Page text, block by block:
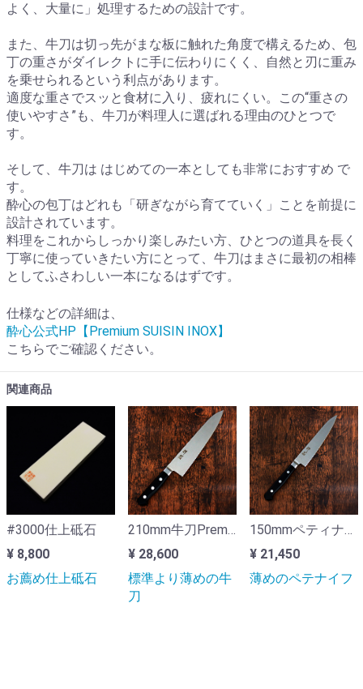
よく、大量に」処理するための設計です。
また、牛刀は切っ先がまな板に触れた角度で構えるため、包
丁の重さがダイレクトに手に伝わりにくく、自然と刃に重み
を乗せられるという利点があります。
適度な重さでスッと食材に入り、疲れにくい。この“重さの
使いやすさ”も、牛刀が料理人に選ばれる理由のひとつで
す。
そして、牛刀は はじめての一本としても非常におすすめ で
す。
酔心の包丁はどれも「研ぎながら育てていく」ことを前提に
設計されています。
料理をこれからしっかり楽しみたい方、ひとつの道具を長く
丁寧に使っていきたい方にとって、牛刀はまさに最初の相棒
としてふさわしい一本になるはずです。
仕様などの詳細は、
酔心公式HP【Premium SUISIN INOX】
こちらでご確認ください。
関連商品
#3000仕上砥石
¥ 8,800
お薦め仕上砥石
210mm牛刀Premium-INOX
¥ 28,600
標準より薄めの牛
刀
150mmペティナイフPremium-INOX
¥ 21,450
薄めのペテナイフ